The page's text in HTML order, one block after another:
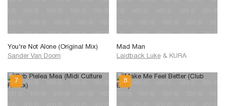
You're Not Alone (Original Mix)
Sander Van Doorn
Mad Man
Laidback Luke & KURA